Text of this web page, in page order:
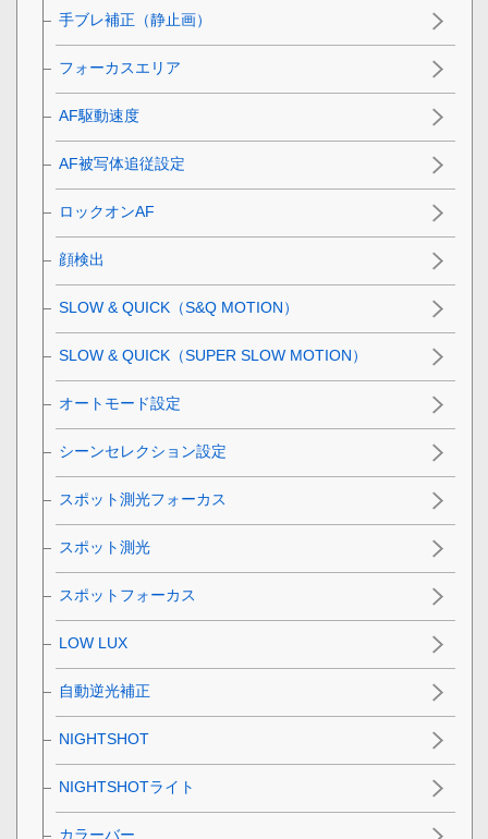
手ブレ補正（静止画）
フォーカスエリア
AF駆動速度
AF被写体追従設定
ロックオンAF
顔検出
SLOW & QUICK（S&Q MOTION）
SLOW & QUICK（SUPER SLOW MOTION）
オートモード設定
シーンセレクション設定
スポット測光フォーカス
スポット測光
スポットフォーカス
LOW LUX
自動逆光補正
NIGHTSHOT
NIGHTSHOTライト
カラーバー